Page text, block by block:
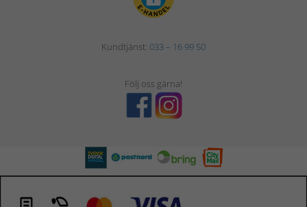
Kundtjänst: 033 – 16 99 50
Följ oss gärna!